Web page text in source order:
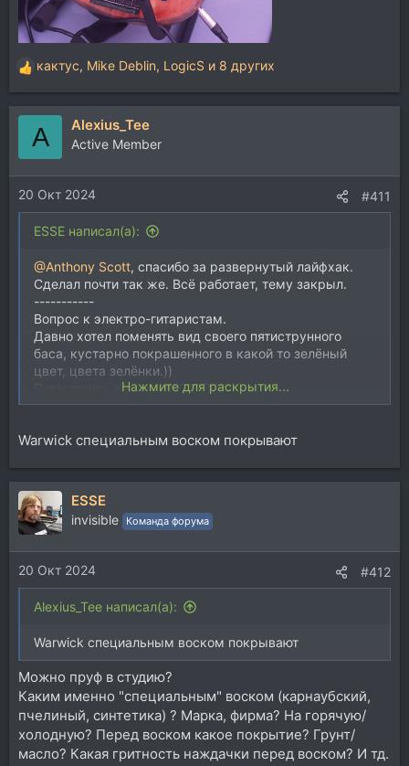
Р
е
а
и
и
:
кактус, Mike Deblin, LogicS и 8 других
A Alexius_Tee
Active Member
20 Окт 2024 #411
ESSE написал(а):
@Anthony Scott, спасибо за развернутый лайфхак.
Сделал почти так же. Всё работает, тему закрыл.
-----------
Вопрос к электро-гитаристам.
Давно хотел поменять вид своего пятиструнного
баса, кустарно покрашенного в какой то зелёный
цвет, цвета зелёнки.))
Посмотреть вложение 249370
бережно очистил гриндером и шлифовалкой лак и
повышая гритность наждачки. Хочу оставить
благородную деревяху, не заморачиваясь
покраской. Но все равно, пропитка и защитный слой
Нашел тут на одном форуме гитаристов рецепт
десятилетней давности. Вкратце - сначала тунговое
сушкой и шлифовкой), затем - датское масло,
пару-тройку слоёв с сушкой и шлифовкой.
Бас используется практически два-три раза в год на
живых выступлениях, так, что твердое покрытие в
виде полимерного лака для защиты и не нужно в
принципе.
Может подскажете ещё какие-либо способы
Нажмите для раскрытия...
Warwick специальным воском покрывают
ESSE
invisible Команда форума
20 Окт 2024 #412
Alexius_Tee написал(а):
Warwick специальным воском покрывают
Можно пруф в студию?
Каким именно "специальным" воском (карнаубский,
пчелиный, синтетика) ? Марка, фирма? На горячую/
холодную? Перед воском какое покрытие? Грунт/
масло? Какая гритность наждачки перед воском? И тд.